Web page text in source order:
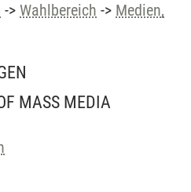
-> Wahlbereich -> Medien,
MASS MEDIA